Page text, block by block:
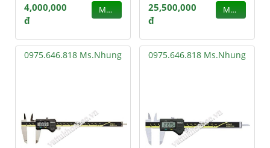
4,000,000
đ
MUA
25,500,000
đ
MUA
0975.646.818 Ms.Nhung 0975.646.818 Ms.Nhung